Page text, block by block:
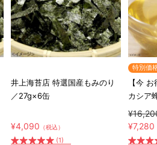
井上海苔店 特選国産もみのり
／27g×6缶
¥4,090 （税込）
(1)
特別価
【今
カシア
シア蜂
ト付き
¥7,280